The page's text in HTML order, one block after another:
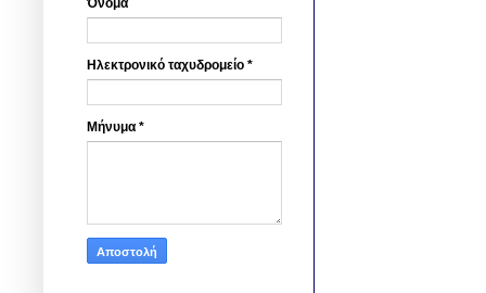
Όνομα
Ηλεκτρονικό ταχυδρομείο *
Μήνυμα *